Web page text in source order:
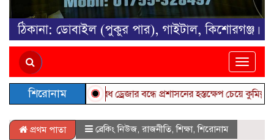
Toggle
শিরোনামঅবৈধ ড্রেজার বন্ধে প্রশাসনের হস্তক্ষেপ চেয়ে কুমিল্লা ডিসি
প্রথম পাতা ব্রেকিং নিউজ, রাজনীতি,শিক্ষা,শিরোনাম